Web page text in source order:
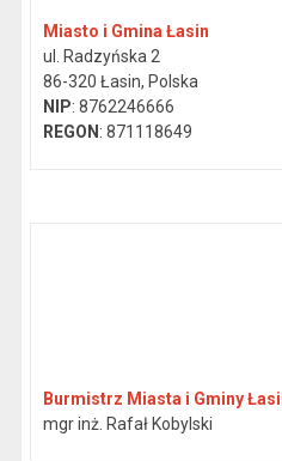
Miasto i Gmina Łasin
ul. Radzyńska 2
86-320 Łasin, Polska
NIP: 8762246666
REGON : 871118649
Burmistrz Miasta i Gminy
mgr inż. Rafał Kobylski